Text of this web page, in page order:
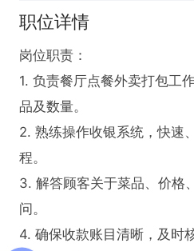
职位详情
岗位职责：
1. 负责餐厅点餐外卖打包工
品及数量。
2. 熟练操作收银系统，快速
程。
3. 解答顾客关于菜品、价格
问。
4. 确保收款账目清晰，及时